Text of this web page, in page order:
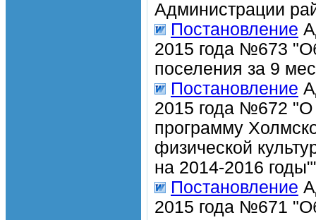
Администрации
Постановление
2015 года №673
поселения за 9
Постановление
2015 года №672 "О
программу
физической
на 2014-2016
Постановление
2015 года №671